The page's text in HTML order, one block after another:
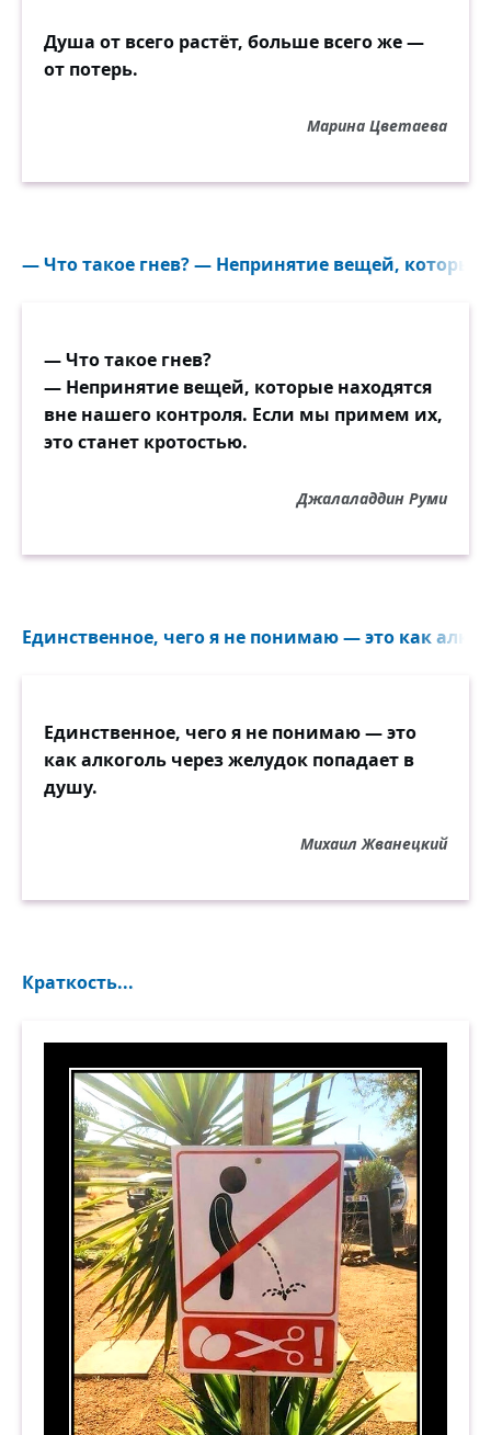
Душа от всего растёт, больше всего же —
от потерь.
Марина Цветаева
— Что такое гнев? — Непринятие вещей, которые
— Что такое гнев?
— Непринятие вещей, которые находятся
вне нашего контроля. Если мы примем их,
это станет кротостью.
Джалаладдин Руми
Единственное, чего я не понимаю — это как
Единственное, чего я не понимаю — это
как алкоголь через желудок попадает в
душу.
Михаил Жванецкий
Краткость...